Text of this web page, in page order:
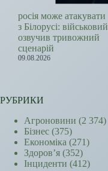
росія може атакувати
з Білорусі: військовий
озвучив тривожний
сценарій
09.08.2026
РУБРИКИ
Агроновини (2 374)
Бізнес (375)
Економіка (271)
Здоров’я (352)
Інциденти (412)